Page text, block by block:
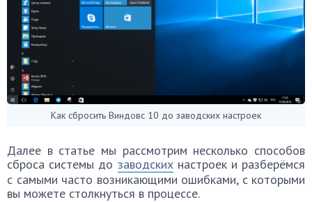
Как сбросить Виндовс 10 до заводских настроек
Далее в статье мы рассмотрим несколько способов
сброса системы до заводскихнастроек и разберёмся
с самыми часто возникающими ошибками, с которыми
вы можете столкнуться в процессе.